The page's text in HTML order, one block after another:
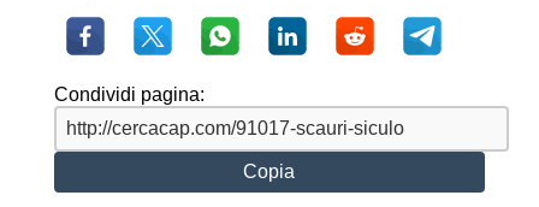
Condividi pagina:
Copia